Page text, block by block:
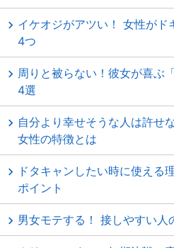
イケオジがアツい！ 女性が
4つ
周りと被らない！彼女が喜ぶ
4選
自分より幸せそうな人は許せ
女性の特徴とは
ドタキャンしたい時に使える
ポイント
男女モテする！ 接しやすい人